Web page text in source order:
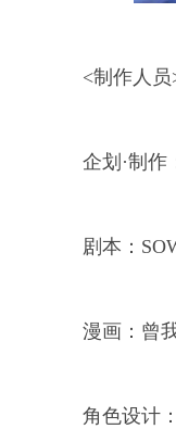
<制作人员
企划·制作
剧本：
漫画：曾
角色设计：